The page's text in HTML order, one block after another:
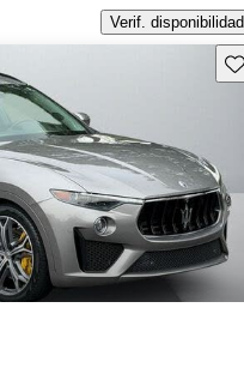
Verif. disponibilidad